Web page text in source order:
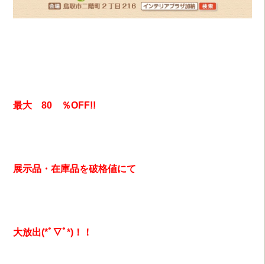
最大 80 ％OFF!!
展示品・在庫品を破格値にて
大放出(*ﾟ▽ﾟ*)！！